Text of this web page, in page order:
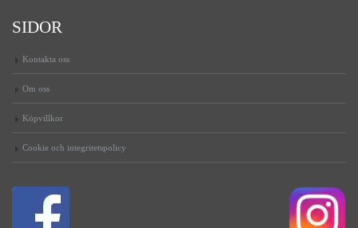
SIDOR
Kontakta oss
Om oss
Köpvillkor
Cookie och integritetspolicy